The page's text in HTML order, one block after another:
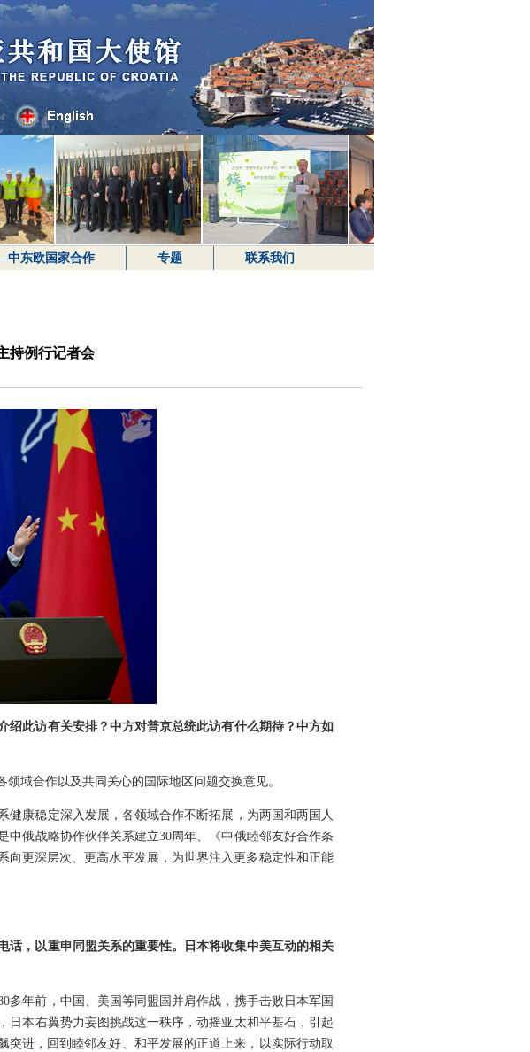
中东欧国家合作 专题 联系我们
持例行记者会
此访有关安排？中方对普京总统此访有什么期待？中方如
域合作以及共同关心的国际地区问题交换意见。
康稳定深入发展，各领域合作不断拓展，为两国和两国人
俄战略协作伙伴关系建立30周年、《中俄睦邻友好合作条
向更深层次、更高水平发展，为世界注入更多稳定性和正能
话，以重申同盟关系的重要性。日本将收集中美互动的相关
年前，中国、美国等同盟国并肩作战，携手击败日本军国
日本右翼势力妄图挑战这一秩序，动摇亚太和平基石，引起
突进，回到睦邻友好、和平发展的正道上来，以实际行动取